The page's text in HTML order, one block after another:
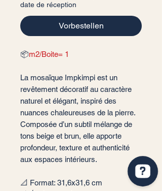
date de réception
Vorbestellen
📦m2/Boite= 1
La mosaïque Impkimpi est un
revêtement décoratif au caractère
naturel et élégant, inspiré des
nuances chaleureuses de la pierre.
Composée d’un subtil mélange de
tons beige et brun, elle apporte
profondeur, texture et authenticité
aux espaces intérieurs.
📐 Format: 31,6x31,6 cm